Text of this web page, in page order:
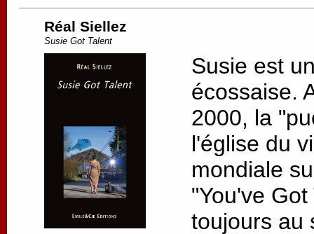
Réal Siellez
Susie Got Talent
Susie est
écossaise.
2000, la
l'église du
mondiale
"You've
toujours au